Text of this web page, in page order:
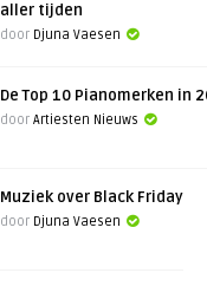
aller tijden
door Djuna Vaesen
De Top 10 Pianomerken in
doorArtiesten Nieuws
Muziek over Black Friday
door Djuna Vaesen